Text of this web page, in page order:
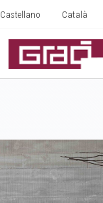
Castellano Català